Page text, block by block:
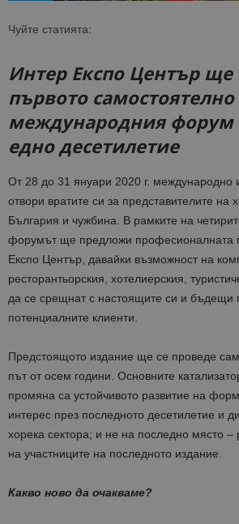
Чуйте статията:
Интер Експо Център ще
първото
международния форум
едно десетилетие
От 28 до 31 януари 2020 г.
отвори вратите си за представителите на
България и чужбина. В рамките на
форумът ще предложи професионалната
Експо Център, давайки възможност на
ресторантьорския, хотелиерския,
да се срещнат с настоящите си и бъдещи
потенциалните клиенти.
Предстоящото издание ще се проведе
път от осем години. Основните
промяна са устойчивото развитие на
интерес през последното десетилетие и
хорека сектора; и не на последно място –
на участниците на последното издание.
Какво ново да очакваме?